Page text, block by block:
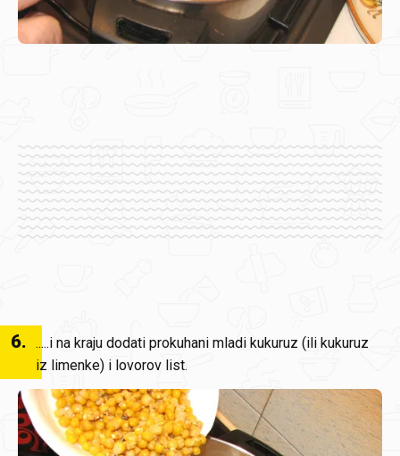
6. .....i na kraju dodati prokuhani mladi kukuruz (ili kukuruz
iz limenke) i lovorov list.